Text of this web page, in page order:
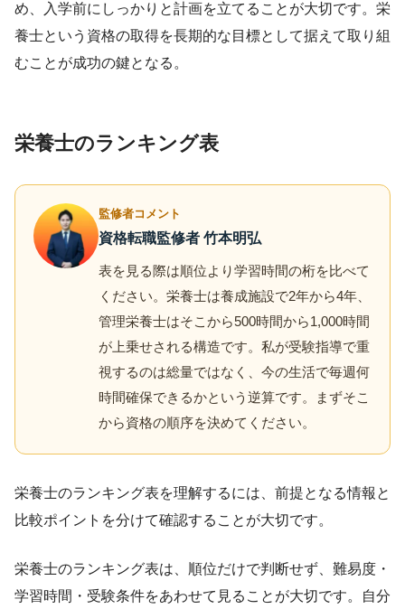
め、入学前にしっかりと計画を立てることが大切です。栄
養士という資格の取得を長期的な目標として据えて取り組
むことが成功の鍵となる。
栄養士のランキング表
監修者コメント
資格転職監修者 竹本明弘
表を見る際は順位より学習時間の桁を比べて
ください。栄養士は養成施設で2年から4年、
管理栄養士はそこから500時間から1,000時間
が上乗せされる構造です。私が受験指導で重
視するのは総量ではなく、今の生活で毎週何
時間確保できるかという逆算です。まずそこ
から資格の順序を決めてください。
栄養士のランキング表を理解するには、前提となる情報と
比較ポイントを分けて確認することが大切です。
栄養士のランキング表は、順位だけで判断せず、難易度・
学習時間・受験条件をあわせて見ることが大切です。自分